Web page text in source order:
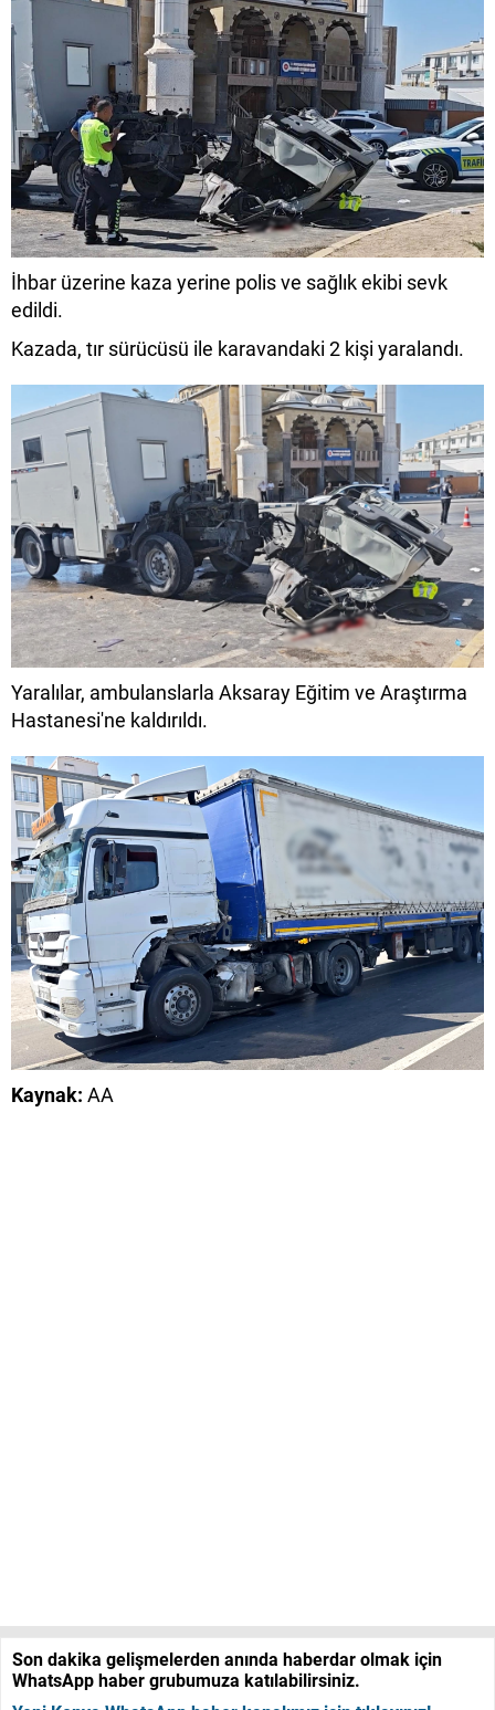
İhbar üzerine kaza yerine polis ve sağlık ekibi sevk
edildi.
Kazada, tır sürücüsü ile karavandaki 2 kişi yaralandı.
Yaralılar, ambulanslarla Aksaray Eğitim ve Araştırma
Hastanesi'ne kaldırıldı.
Kaynak: AA
Son dakika gelişmelerden anında haberdar olmak için
WhatsApp haber grubumuza katılabilirsiniz.